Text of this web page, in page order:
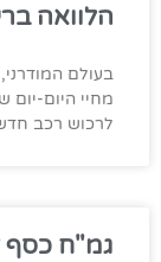
הלוואה
בעולם
מחיי היום-
לרכוש רכב
גמ"ח כסף